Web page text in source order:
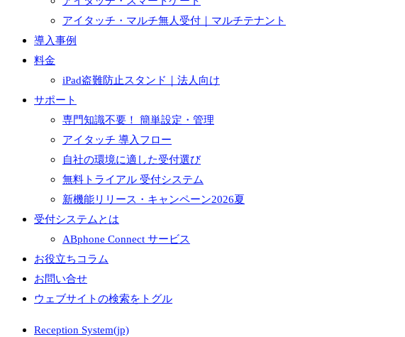
アイタッチ・マルチ無人受付｜マルチテナント
導入事例
料金
iPad盗難防止スタンド｜法人向け
サポート
専門知識不要！ 簡単設定・管理
アイタッチ 導入フロー
自社の環境に適した受付選び
無料トライアル 受付システム
新機能リリース・キャンペーン2026夏
受付システムとは
ABphone Connect サービス
お役立ちコラム
お問い合せ
ウェブサイトの検索をトグル
Reception System(jp)